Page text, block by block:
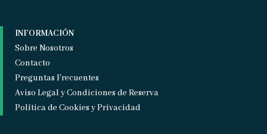
INFORMACIÓN
Sobre Nosotros
Contacto
Preguntas Frecuentes
Aviso Legal y Condiciones de Reserva
Política de Cookies y Privacidad